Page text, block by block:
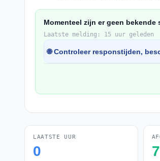
Momenteel zijn er geen
Laatste melding: 15 uur geleden
🌐 Controleer responstijden,
LAATSTE UUR
0 7